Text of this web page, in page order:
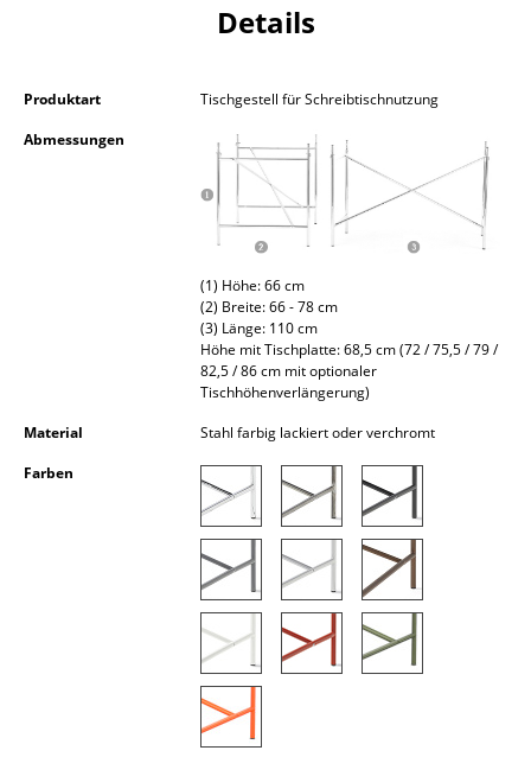
Hängeleuchten & Deckenleuchten
Schreibtischleuchten
Stehleuchten & Leseleuchten
Outdoor-Leuchten
Betten
Nachttische & Bettzubehör
Details
Produktart
Tischgestell für Schreibtischnutzung
Abmessungen
(1) Höhe: 66 cm
(2) Breite: 66 - 78 cm
(3) Länge: 110 cm
Höhe mit Tischplatte: 68,5 cm (72 / 75,5 / 79 /
82,5 / 86 cm mit optionaler
Tischhöhenverlängerung)
Material
Stahl farbig lackiert oder verchromt
Farben